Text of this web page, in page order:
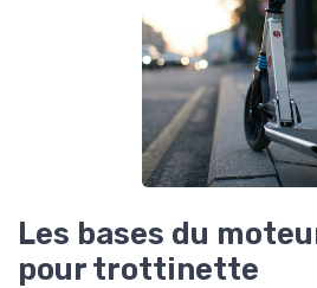
Les bases du
pour trottinette